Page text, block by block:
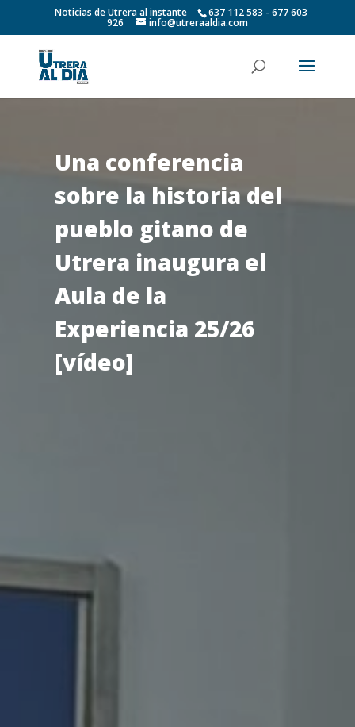
Noticias de Utrera al instante 637 112 583 - 677 603
926 info@utreraaldia.com
Una conferencia
sobre la historia del
pueblo gitano de
Utrera inaugura el
Aula de la
Experiencia 25/26
[vídeo]